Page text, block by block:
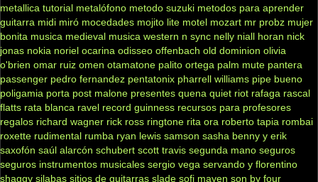
metallica tutorial metalófono metodo suzuki metodos para aprender
guitarra midi miró mocedades mojito lite motel mozart mr probz mujer
bonita musica medieval musica western n sync nelly niall horan nick
jonas nokia noriel ocarina odisseo offenbach old dominion olivia
o'brien omar ruiz omen otamatone palito ortega palm mute pantera
passenger pedro fernandez pentatonix pharrell williams pipe bueno
poligamia porta post malone presentes quena quiet riot rafaga rascal
flatts rata blanca ravel record guinness recursos para profesores
regalos richard wagner rick ross ringtone rita ora roberto tapia rombai
roxette rudimental rumba ryan lewis samson sasha benny y erik
saxofón saúl alarcón schubert scott travis segunda mano seguros
seguros instrumentos musicales sergio vega servando y florentino
shaggy silabas sitios de guitarras slade sofi mayen son by four